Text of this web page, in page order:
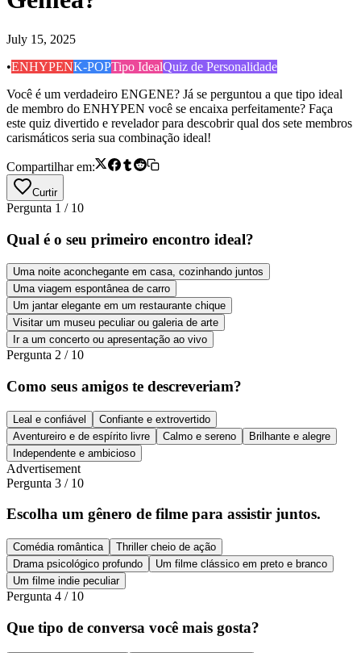
July 15, 2025
•ENHYPENK-POPTipo IdealQuiz de Personalidade
Você é um verdadeiro ENGENE? Já se perguntou a que tipo ideal
de membro do ENHYPEN você se encaixa perfeitamente? Faça
este quiz divertido e revelador para descobrir qual dos sete membros
carismáticos seria sua combinação ideal!
Compartilhar em:
Curtir
Pergunta 1 / 10
Qual é o seu primeiro encontro ideal?
Uma noite aconchegante em casa, cozinhando juntos
Uma viagem espontânea de carro
Um jantar elegante em um restaurante chique
Visitar um museu peculiar ou galeria de arte
Ir a um concerto ou apresentação ao vivo
Pergunta 2 / 10
Como seus amigos te descreveriam?
Leal e confiável
Confiante e extrovertido
Aventureiro e de espírito livre
Calmo e sereno
Brilhante e alegre
Independente e ambicioso
Advertisement
Pergunta 3 / 10
Escolha um gênero de filme para assistir juntos.
Comédia romântica
Thriller cheio de ação
Drama psicológico profundo
Um filme clássico em preto e branco
Um filme indie peculiar
Pergunta 4 / 10
Que tipo de conversa você mais gosta?